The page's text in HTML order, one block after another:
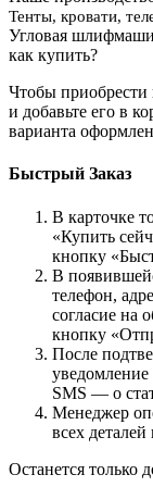
Тенты, кровати,
Угловая
как купить?
Чтобы
и добавьте его в
варианта
Быстрый Заказ
В карточке
«Купить
кнопку
В
телефон,
согласие на
кнопку
После
SMS — о
Менеджер
всех деталей
Останется только